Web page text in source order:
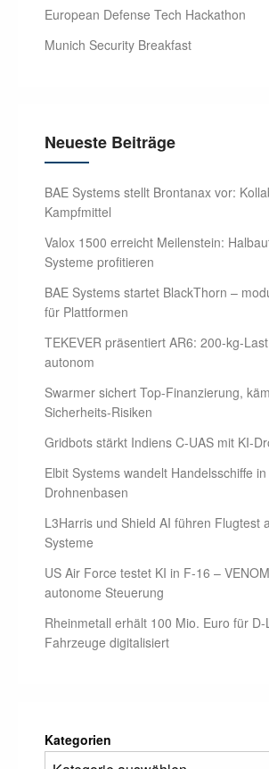
European Defense Tech Hackathon
Munich Security Breakfast
Neueste Beiträge
BAE Systems stellt Brontanax vor:
Kampfmittel
Valox 1500 erreicht Meilenstein:
Systeme profitieren
BAE Systems startet BlackThorn –
für Plattformen
TEKEVER präsentiert AR6: 200-kg-
autonom
Swarmer sichert Top-Finanzierung,
Sicherheits-Risiken
Gridbots stärkt Indiens C-UAS mit KI-
Elbit Systems wandelt Handelsschiffe
Drohnenbasen
L3Harris und Shield AI führen Flugtest
Systeme
US Air Force testet KI in F-16 –
autonome Steuerung
Rheinmetall erhält 100 Mio. Euro für
Fahrzeuge digitalisiert
Kategorien